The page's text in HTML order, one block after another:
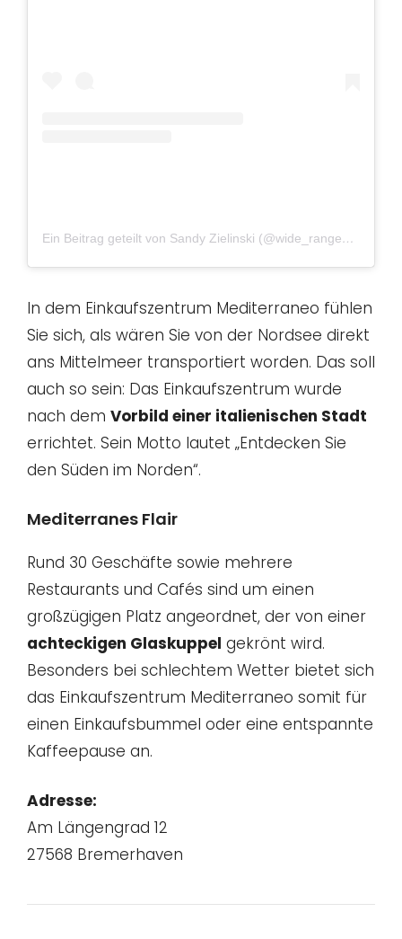
Ein Beitrag geteilt von Sandy Zielinski (@wide_range_photos)
In dem Einkaufszentrum Mediterraneo fühlen
Sie sich, als wären Sie von der Nordsee direkt
ans Mittelmeer transportiert worden. Das soll
auch so sein: Das Einkaufszentrum wurde
nach dem Vorbild einer italienischen Stadt
errichtet. Sein Motto lautet „Entdecken Sie
den Süden im Norden“.
Mediterranes Flair
Rund 30 Geschäfte sowie mehrere
Restaurants und Cafés sind um einen
großzügigen Platz angeordnet, der von einer
achteckigen Glaskuppel gekrönt wird.
Besonders bei schlechtem Wetter bietet sich
das Einkaufszentrum Mediterraneo somit für
einen Einkaufsbummel oder eine entspannte
Kaffeepause an.
Adresse:
Am Längengrad 12
27568 Bremerhaven